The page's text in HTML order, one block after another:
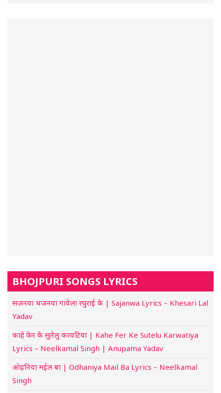
BHOJPURI SONGS LYRICS
सजनवा भजनवा गावेला रघुराई के | Sajanwa Lyrics – Khesari Lal
Yadav
काहे फेर के सुतेलु करवटिया | Kahe Fer Ke Sutelu Karwatiya
Lyrics – Neelkamal Singh | Anupama Yadav
ओढ़निया मईल बा | Odhaniya Mail Ba Lyrics – Neelkamal
Singh